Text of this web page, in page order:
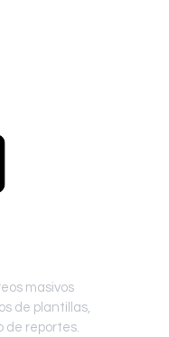
masivos
de plantillas,
de reportes.